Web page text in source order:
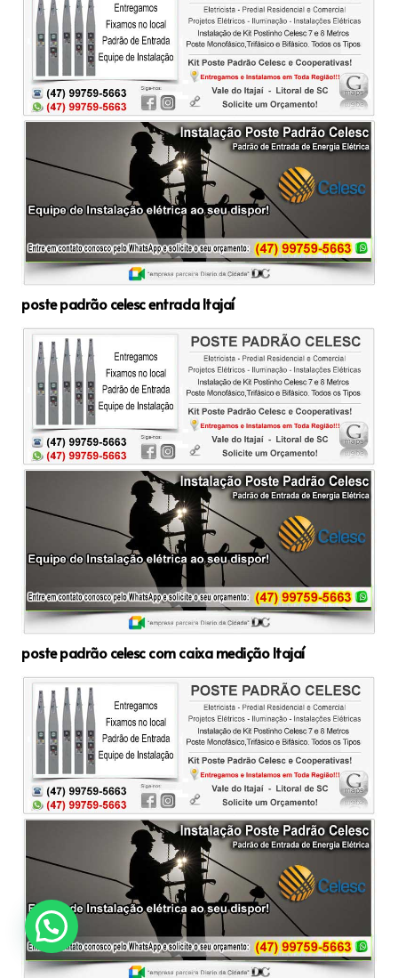
poste padrão celesc entrada Itajaí
poste padrão celesc com caixa medição Itajaí